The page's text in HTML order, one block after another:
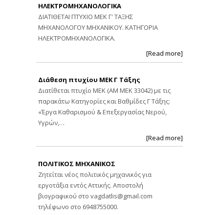
ΗΛΕΚΤΡΟΜΗΧΑΝΟΛΟΓΙΚΑ
ΔΙΑΤΙΘΕΤΑΙ ΠΤΥΧΙΟ ΜΕΚ Γ' ΤΑΞΗΣ
ΜΗΧΑΝΟΛΟΓΟΥ ΜΗΧΑΝΙΚΟΥ. ΚΑΤΗΓΟΡΙΑ
ΗΛΕΚΤΡΟΜΗΧΑΝΟΛΟΓΙΚΑ.
[Read more]
Διάθεση πτυχίου ΜΕΚ Γ Τάξης
Διατίθεται πτυχίο ΜΕΚ (ΑΜ ΜΕΚ 33042) με τις
παρακάτω Κατηγορίες και Βαθμίδες Γ Τάξης:
«Έργα Καθαρισμού & Επεξεργασίας Νερού,
Υγρών,…
[Read more]
ΠΟΛΙΤΙΚΟΣ ΜΗΧΑΝΙΚΟΣ
Ζητείται νέος πολιτικός μηχανικός για
εργοτάξια εντός Αττικής. Αποστολή
βιογραφικού στο vagdatlis@gmail.com
τηλέφωνο στο 6948755000.